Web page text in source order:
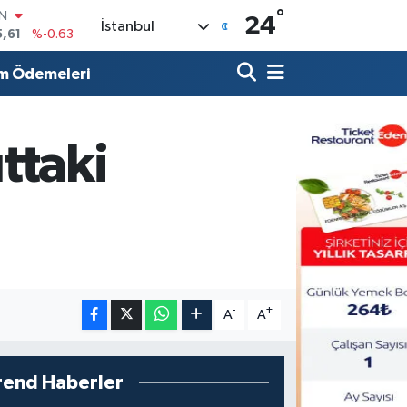
%0
%-0.08
%0.45
%70
İstanbul 24°
Ödemeleri
A- A+
Haberler